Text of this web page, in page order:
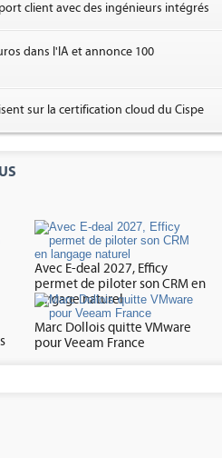
client avec des ingénieurs intégrés
dans l'IA et annonce 100
sur la certification cloud du Cispe
Avec E-deal 2027, Efficy
permet de piloter son CRM en
langage naturel
Marc Dollois quitte VMware
pour Veeam France